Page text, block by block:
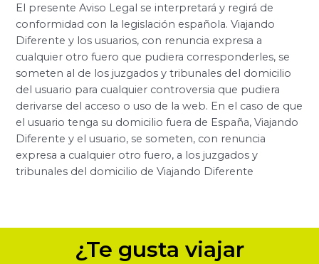
El presente Aviso Legal se interpretará y regirá de
conformidad con la legislación española. Viajando
Diferente y los usuarios, con renuncia expresa a
cualquier otro fuero que pudiera corresponderles, se
someten al de los juzgados y tribunales del domicilio
del usuario para cualquier controversia que pudiera
derivarse del acceso o uso de la web. En el caso de que
el usuario tenga su domicilio fuera de España, Viajando
Diferente y el usuario, se someten, con renuncia
expresa a cualquier otro fuero, a los juzgados y
tribunales del domicilio de Viajando Diferente
¿Te gusta viajar